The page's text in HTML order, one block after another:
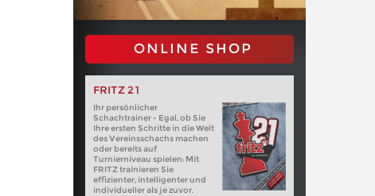
ONLINE SHOP
FRITZ 21
Ihr persönlicher
Schachtrainer - Egal, ob Sie
Ihre ersten Schritte in die Welt
des Vereinsschachs machen
oder bereits auf
Turnierniveau spielen: Mit
FRITZ trainieren Sie
effizienter, intelligenter und
individueller als je zuvor.